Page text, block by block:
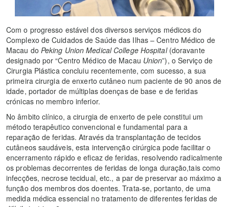
Com o progresso estável dos diversos serviços médicos do
Complexo de Cuidados de Saúde das Ilhas – Centro Médico de
Macau do Peking Union Medical College Hospital(doravante
designado por “Centro Médico de Macau Union”), o Serviço de
Cirurgia Plástica concluiu recentemente, com sucesso, a sua
primeira cirurgia de enxerto cutâneo num paciente de 90 anos de
idade, portador de múltiplas doenças de base e de feridas
crónicas no membro inferior.
No âmbito clínico, a cirurgia de enxerto de pele constitui um
método terapêutico convencional e fundamental para a
reparação de feridas. Através da transplantação de tecidos
cutâneos saudáveis, esta intervenção cirúrgica pode facilitar o
encerramento rápido e eficaz de feridas, resolvendo radicalmente
os problemas decorrentes de feridas de longa duração,tais como
infecções, necrose tecidual, etc., a par de preservar ao máximo a
função dos membros dos doentes. Trata-se, portanto, de uma
medida médica essencial no tratamento de diferentes feridas de